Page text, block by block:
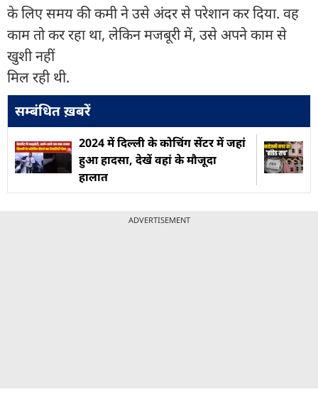
के लिए समय की कमी ने उसे अंदर से परेशान कर दिया. वह
काम तो कर रहा था, लेकिन मजबूरी में, उसे अपने काम से
खुशी नहीं
मिल रही थी.
सम्बंधित ख़बरें
2024 में दिल्ली के कोचिंग सेंटर में जहां
हुआ हादसा, देखें वहां के मौजूदा
हालात
ADVERTISEMENT